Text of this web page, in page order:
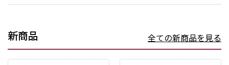
新商品 全ての新商品を見る